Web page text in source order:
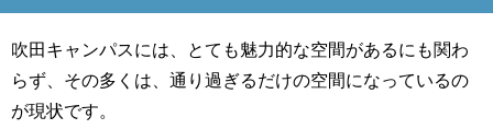
吹田キャンパスには、とても魅力的な空間があるにも関わ
らず、その多くは、通り過ぎるだけの空間になっているの
が現状です。